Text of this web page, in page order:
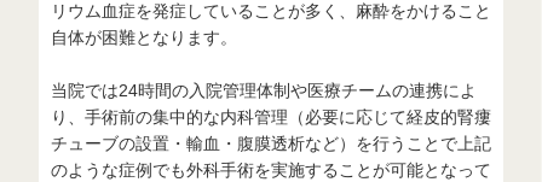
リウム血症を発症していることが多く、麻酔をかけること
自体が困難となります。
当院では24時間の入院管理体制や医療チームの連携によ
り、手術前の集中的な内科管理（必要に応じて経皮的腎瘻
チューブの設置・輸血・腹膜透析など）を行うことで上記
のような症例でも外科手術を実施することが可能となって